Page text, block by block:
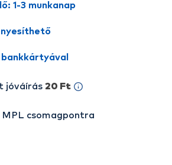
1-3 munkanap
jóváírás 20 Ft
csomagpontra